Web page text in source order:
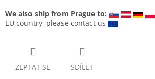
We also ship from Prague to:
EU country, please contact us
ZEPTAT SE SDÍLET